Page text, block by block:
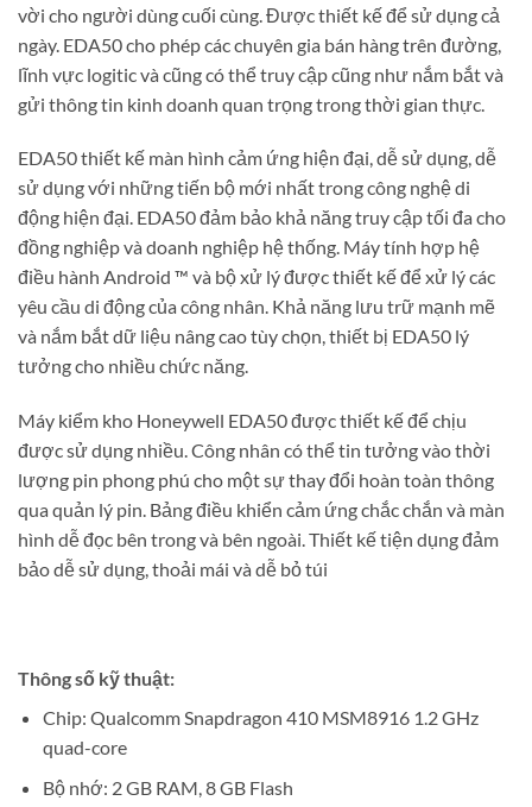
vời cho người dùng cuối cùng. Được thiết kế để sử dụng cả
ngày. EDA50 cho phép các chuyên gia bán hàng trên đường,
lĩnh vực logitic và cũng có thể truy cập cũng như nắm bắt và
gửi thông tin kinh doanh quan trọng trong thời gian thực.
EDA50 thiết kế màn hình cảm ứng hiện đại, dễ sử dụng, dễ
sử dụng với những tiến bộ mới nhất trong công nghệ di
động hiện đại. EDA50 đảm bảo khả năng truy cập tối đa cho
đồng nghiệp và doanh nghiệp hệ thống. Máy tính hợp hệ
điều hành Android ™ và bộ xử lý được thiết kế để xử lý các
yêu cầu di động của công nhân. Khả năng lưu trữ mạnh mẽ
và nắm bắt dữ liệu nâng cao tùy chọn, thiết bị EDA50 lý
tưởng cho nhiều chức năng.
Máy kiểm kho Honeywell EDA50 được thiết kế để chịu
được sử dụng nhiều. Công nhân có thể tin tưởng vào thời
lượng pin phong phú cho một sự thay đổi hoàn toàn thông
qua quản lý pin. Bảng điều khiển cảm ứng chắc chắn và màn
hình dễ đọc bên trong và bên ngoài. Thiết kế tiện dụng đảm
bảo dễ sử dụng, thoải mái và dễ bỏ túi
Thông số kỹ thuật:
Chip: Qualcomm Snapdragon 410 MSM8916 1.2 GHz
quad-core
Bộ nhớ: 2 GB RAM, 8 GB Flash